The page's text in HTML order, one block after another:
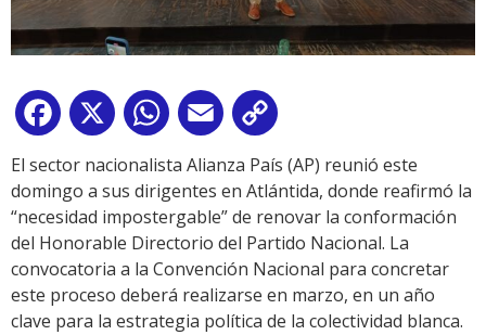
Facebook
X WhatsApp
Email
Link
El sector nacionalista Alianza País (AP) reunió este
domingo a sus dirigentes en Atlántida, donde reafirmó la
“necesidad impostergable” de renovar la conformación
del Honorable Directorio del Partido Nacional. La
convocatoria a la Convención Nacional para concretar
este proceso deberá realizarse en marzo, en un año
clave para la estrategia política de la colectividad blanca.